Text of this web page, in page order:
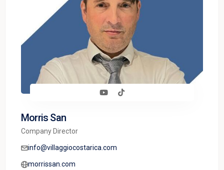
Morris San
Company Director
info@villaggiocostarica.com
morrissan.com